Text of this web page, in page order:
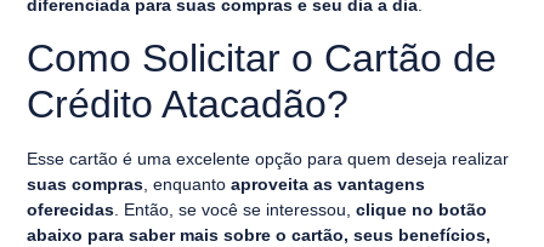
diferenciada para suas compras e seu dia a dia
Como Solicitar o Cartão de
Crédito Atacadão?
Esse cartão é uma excelente opção para quem deseja realizar
suas compras, enquantoaproveita as vantagens
oferecidas. Então, se você se interessou,clique no botão
abaixo para saber mais sobre o cartão, seus benefícios,